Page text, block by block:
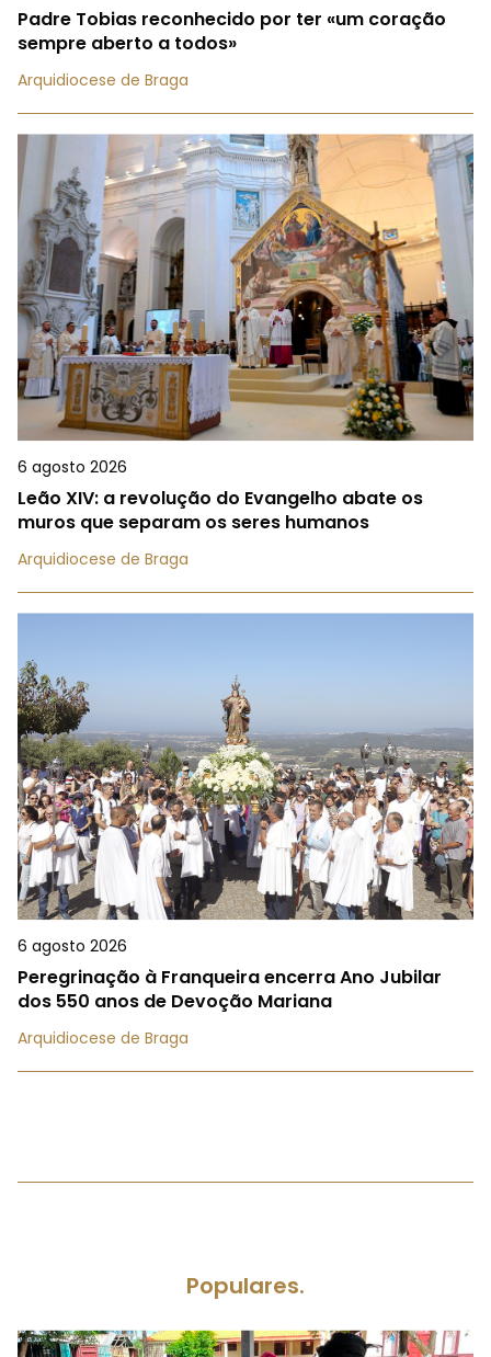
Padre Tobias reconhecido por ter «um coração
sempre aberto a todos»
Arquidiocese de Braga
6 agosto 2026
Leão XIV: a revolução do Evangelho abate os
muros que separam os seres humanos
Arquidiocese de Braga
6 agosto 2026
Peregrinação à Franqueira encerra Ano Jubilar
dos 550 anos de Devoção Mariana
Arquidiocese de Braga
Populares.